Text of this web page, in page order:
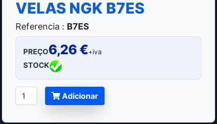
VELAS NGK B7ES
Referencia : B7ES
PREÇO6,26 €+iva
STOCK
Adicionar